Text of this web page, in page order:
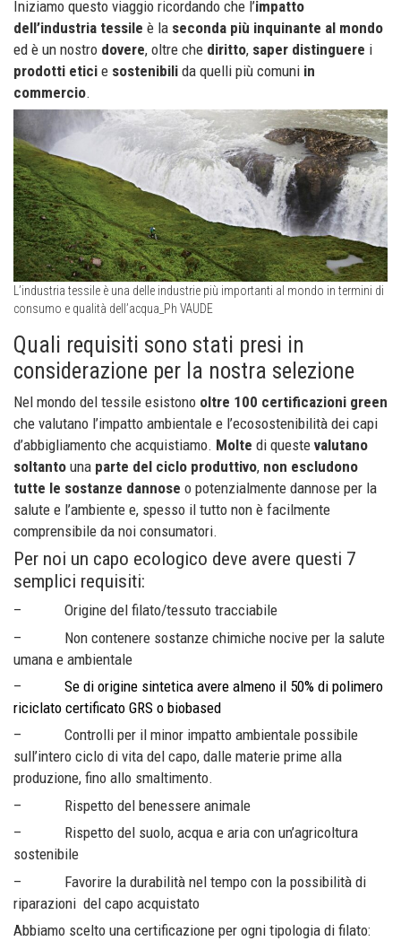
Iniziamo questo viaggio ricordando che l’impatto
dell’industria tessile è la seconda più inquinante al mondo
ed è un nostro dovere, oltre che diritto, saper distinguere i
prodotti etici e sostenibili da quelli più comuni in
commercio.
L’industria tessile è una delle industrie più importanti al mondo in termini di
consumo e qualità dell’acqua_Ph VAUDE
Quali requisiti sono stati presi in
considerazione per la nostra selezione
Nel mondo del tessile esistono oltre 100 certificazioni green
che valutano l’impatto ambientale e l’ecosostenibilità dei capi
d’abbigliamento che acquistiamo. Molte di queste valutano
soltanto una parte del ciclo produttivo, non escludono
tutte le sostanze dannose o potenzialmente dannose per la
salute e l’ambiente e, spesso il tutto non è facilmente
comprensibile da noi consumatori.
Per noi un capo ecologico deve avere questi 7
semplici requisiti:
– Origine del filato/tessuto tracciabile
– Non contenere sostanze chimiche nocive per la salute
umana e ambientale
–
Se di origine sintetica avere almeno il 50% di polimero
riciclato certificato GRS o biobased
– Controlli per il minor impatto ambientale possibile
sull’intero ciclo di vita del capo, dalle materie prime alla
produzione, fino allo smaltimento.
– Rispetto del benessere animale
– Rispetto del suolo, acqua e aria con un’agricoltura
sostenibile
– Favorire la durabilità nel tempo con la possibilità di
riparazioni del capo acquistato
Abbiamo scelto una certificazione per ogni tipologia di filato: